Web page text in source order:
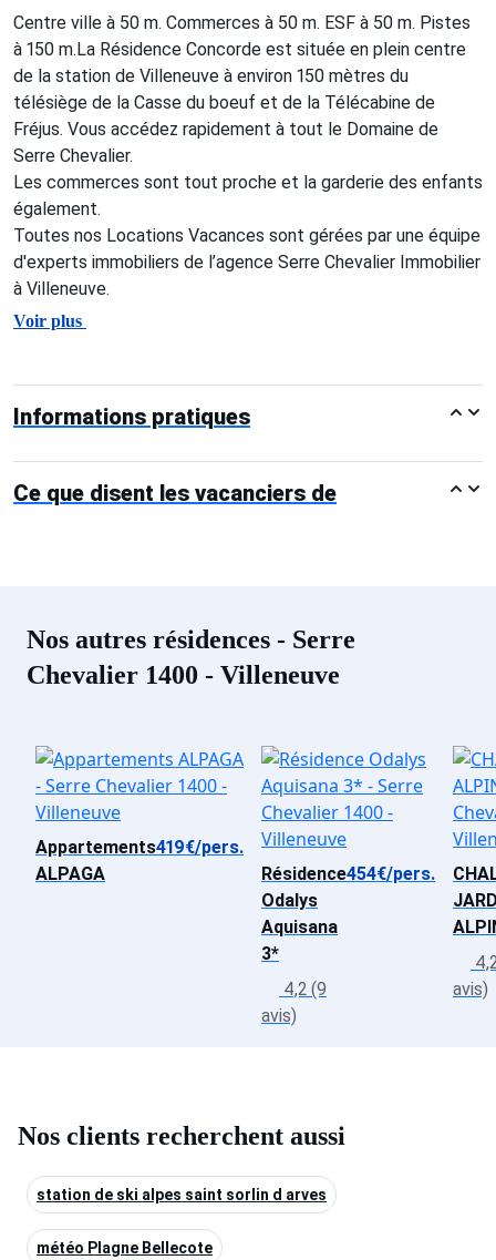
Centre ville à 50 m. Commerces à 50 m. ESF à 50 m. Pistes
à 150 m.La Résidence Concorde est située en plein centre
de la station de Villeneuve à environ 150 mètres du
télésiège de la Casse du boeuf et de la Télécabine de
Fréjus. Vous accédez rapidement à tout le Domaine de
Serre Chevalier.
Les commerces sont tout proche et la garderie des enfants
également.
Toutes nos Locations Vacances sont gérées par une équipe
d'experts immobiliers de l’agence Serre Chevalier Immobilier
à Villeneuve.
Voir plus
Informations pratiques
Ce que disent les vacanciers de
Nos autres résidences - Serre
Chevalier 1400 - Villeneuve
Appartements
ALPAGA
419€/pers.
Résidence
Odalys
Aquisana
3*
454€/pers.
4,2 (9
avis)
avis)
Nos clients recherchent aussi
station de ski alpes saint sorlin d arves
météo Plagne Bellecote